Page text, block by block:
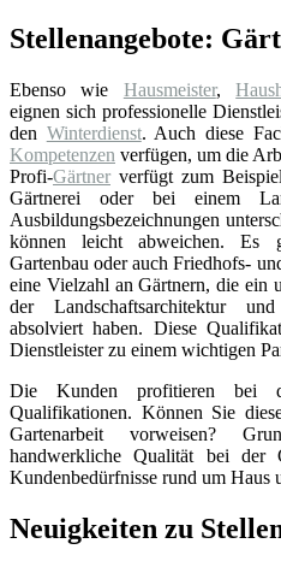
Stellenangebote:
Ebenso wie Hausmeister,
eignen sich professionelle
den Winterdienst. Auch diese
Kompetenzen verfügen, um die
Profi-Gärtner verfügt zum
Gärtnerei oder bei einem
Ausbildungsbezeichnungen
können leicht abweichen. Es
Gartenbau oder auch Friedhofs-
eine Vielzahl an Gärtnern, die ein
der Landschaftsarchitektur
absolviert haben. Diese
Dienstleister zu einem wichtigen
Die Kunden profitieren bei
Qualifikationen. Können Sie
Gartenarbeit vorweisen?
handwerkliche Qualität bei der
Kundenbedürfnisse rund um Haus
Neuigkeiten zu